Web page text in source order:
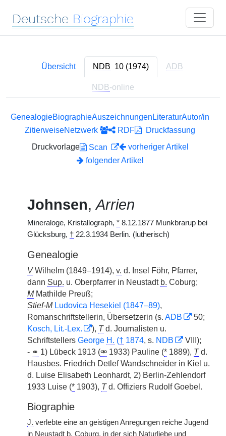
Deutsche Biographie
Übersicht NDB 10 (1974) ADB
NDB-online
GenealogieBiographieAuszeichnungen LiteraturAutor/in
ZitierweiseNetzwerk RDF
Druckfassung
Druckvorlage
Scan
vorheriger Artikel
folgender Artikel
Johnsen,Arrien
Mineraloge, Kristallograph, * 8.12.1877 Munkbrarup bei
Glücksburg, † 22.3.1934 Berlin. (lutherisch)
Genealogie
VWilhelm (1849–1914), v. d. Insel Föhr, Pfarrer,
dann Sup. u. Oberpfarrer in Neustadt b. Coburg;
MMathilde Preuß;
Stief-M Ludovica Hesekiel (1847–89),
Romanschriftstellerin, Übersetzerin (s. ADB
50;
Kosch, Lit.-Lex.
), Td. Journalisten u.
Schriftstellers George H. († 1874, s. NDB
VIII);
- ⚭ 1) Lübeck 1913 (⚮ 1933) Pauline (* 1889), Td.
Hausbes. Friedrich Detlef Wandschneider in Kiel u.
d. Luise Elisabeth Leonhardt, 2) Berlin-Zehlendorf
1933 Luise (* 1903), Td. Offiziers Rudolf Goebel.
Biographie
J. verlebte eine an geistigen Anregungen reiche Jugend
in Neustadt b. Coburg, in der sich Naturliebe und